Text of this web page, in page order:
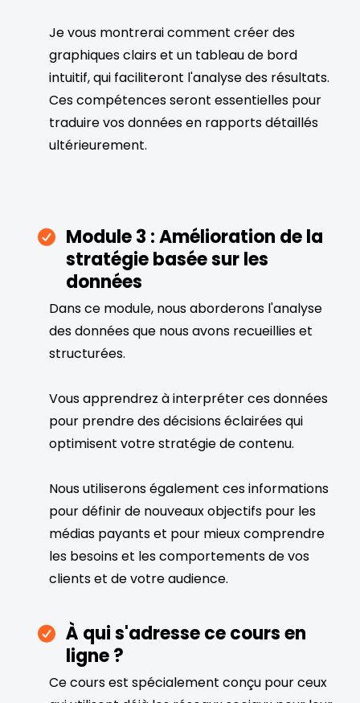
Je vous montrerai comment créer des
graphiques clairs et un tableau de bord
intuitif, qui faciliteront l'analyse des résultats.
Ces compétences seront essentielles pour
traduire vos données en rapports détaillés
ultérieurement.
Module 3 : Amélioration de la
stratégie basée sur les
données
Dans ce module, nous aborderons l'analyse
des données que nous avons recueillies et
structurées.
Vous apprendrez à interpréter ces données
pour prendre des décisions éclairées qui
optimisent votre stratégie de contenu.
Nous utiliserons également ces informations
pour définir de nouveaux objectifs pour les
médias payants et pour mieux comprendre
les besoins et les comportements de vos
clients et de votre audience.
À qui s'adresse ce cours en
ligne ?
Ce cours est spécialement conçu pour ceux